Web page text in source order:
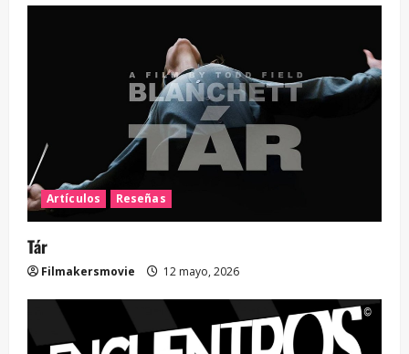
Artículos Reseñas
Tár
Filmakersmovie 12 mayo, 2026